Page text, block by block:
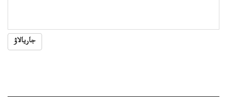
جاريالاۋ